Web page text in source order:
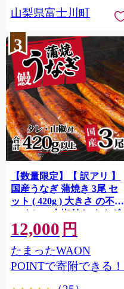
円 九千円
山梨県富士川町
3
【数量限定】【 訳アリ 】
国産うなぎ 蒲焼き 3尾 セ
ット ( 420g ) 大きさ の不揃
い タレ・山椒付き ウナギ
鰻 ふぞろい 不揃い うな重
ひつまぶし 人気 茨城 八千
代町 ふるさと納税 冷凍
[SF951ya]
12,000 円
たまったWAON
POINTで寄附できる！